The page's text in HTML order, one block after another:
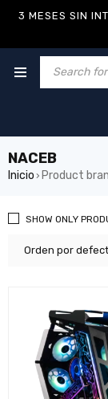
3 MESES SIN
NACEB
Inicio › Product
Orden por
SHOW ONLY